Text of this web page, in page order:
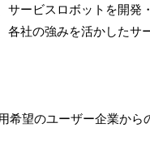
ービスロボットを開
社の強みを活かしたサ
希望のユーザー企業か